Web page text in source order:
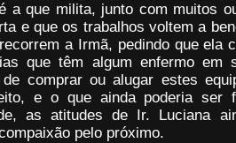
a que milita, junto com muitos
e que os trabalhos voltem a
a Irmã, pedindo que ela
que têm algum enfermo em
comprar ou alugar estes
e o que ainda poderia ser
as atitudes de Ir. Luciana
pelo próximo.